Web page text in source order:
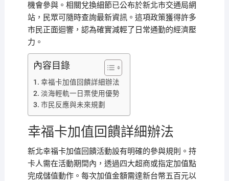
機會參與。相關兌換細節已公布於新北市交通局網
站，民眾可隨時查詢最新資訊。這項政策獲得許多
市民正面迴響，認為確實減輕了日常通勤的經濟壓
力。
內容目錄
幸福卡加值回饋詳細辦法
淡海輕軌一日票使用優勢
市民反應與未來規劃
幸福卡加值回饋詳細辦法
新北幸福卡加值回饋活動設有明確的參與規則。持
卡人需在活動期間內，透過四大超商或指定加值點
完成儲值動作。每次加值金額需達新台幣五百元以